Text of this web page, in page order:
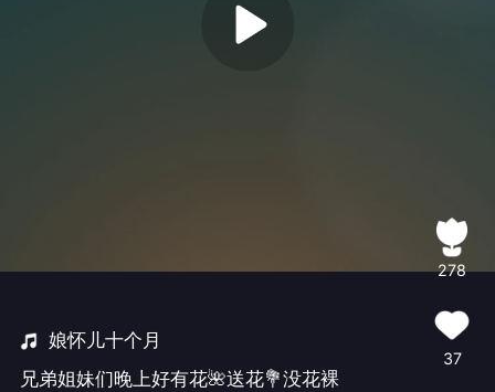
娘怀儿十个月
兄弟姐妹们晚上好有花🌺送花💐没花裸
278
37